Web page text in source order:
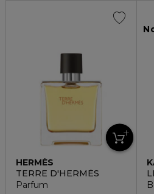
HERMÈS
TERRE D'HERMÈS
Parfum